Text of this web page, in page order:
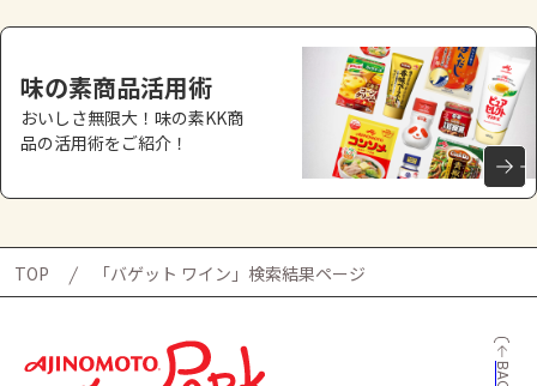
味の素商品活用術
おいしさ無限大！味の素KK商
品の活用術をご紹介！
TOP 「バゲット ワイン」検索結果ページ